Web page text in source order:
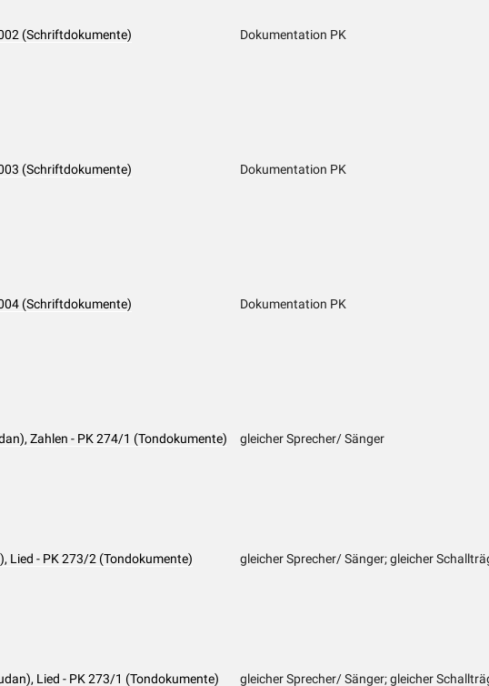
(Schriftdokumente) Dokumentation PK
(Schriftdokumente) Dokumentation PK
(Schriftdokumente) Dokumentation PK
Zahlen - PK 274/1 (Tondokumente) gleicher Sprecher/ Sänger
Lied - PK 273/2 (Tondokumente) gleicher Sprecher/ Sänger; gleicher
Lied - PK 273/1 (Tondokumente) gleicher Sprecher/ Sänger; gleicher